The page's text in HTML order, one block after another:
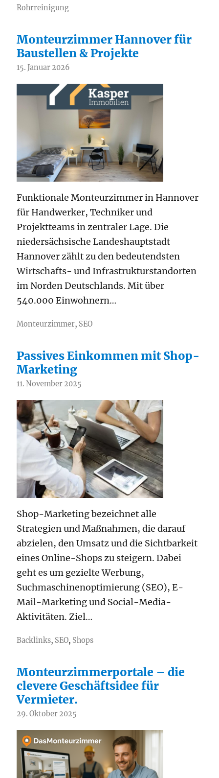
Rohrreinigung
Monteurzimmer Hannover für
Baustellen & Projekte
15. Januar 2026
Funktionale Monteurzimmer in Hannover
für Handwerker, Techniker und
Projektteams in zentraler Lage. Die
niedersächsische Landeshauptstadt
Hannover zählt zu den bedeutendsten
Wirtschafts- und Infrastrukturstandorten
im Norden Deutschlands. Mit über
540.000 Einwohnern…
Monteurzimmer, SEO
Passives Einkommen mit Shop-
Marketing
11. November 2025
Shop-Marketing bezeichnet alle
Strategien und Maßnahmen, die darauf
abzielen, den Umsatz und die Sichtbarkeit
eines Online-Shops zu steigern. Dabei
geht es um gezielte Werbung,
Suchmaschinenoptimierung (SEO), E-
Mail-Marketing und Social-Media-
Aktivitäten. Ziel…
Backlinks, SEO, Shops
Monteurzimmerportale – die
clevere Geschäftsidee für
Vermieter.
29. Oktober 2025